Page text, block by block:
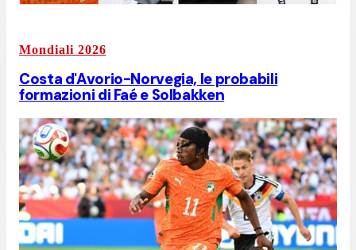
Mondiali 2026
Costa d'Avorio-Norvegia, le probabili
formazioni di Faé e Solbakken